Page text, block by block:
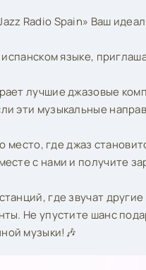
Radio Spain» Ваш
языке,
лучшие джазовые
эти музыкальные
место, где джаз
с нами и получите
где звучат
Не упустите шанс
музыки!🎶